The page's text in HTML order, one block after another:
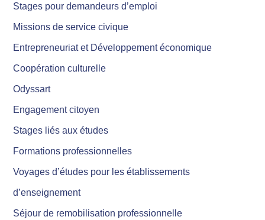
Stages pour demandeurs d’emploi
Missions de service civique
Entrepreneuriat et Développement économique
Coopération culturelle
Odyssart
Engagement citoyen
Stages liés aux études
Formations professionnelles
Voyages d’études pour les établissements
d’enseignement
Séjour de remobilisation professionnelle